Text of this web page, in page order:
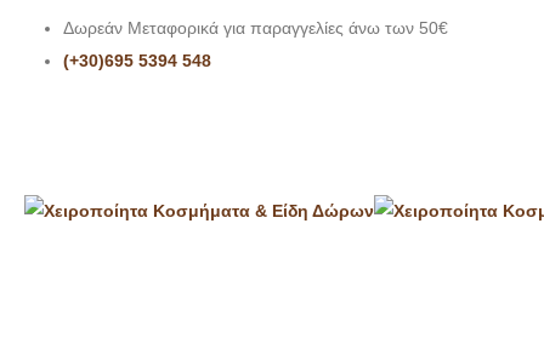
Δωρεάν Μεταφορικά για παραγγελίες άνω των 50€
(+30)695 5394 548